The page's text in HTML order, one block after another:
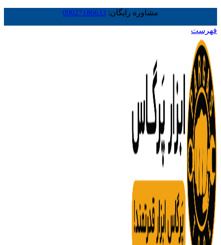
مشاوره رایگان: 09027186633
فهرست